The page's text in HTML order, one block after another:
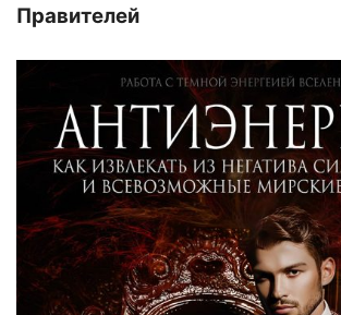
Правителей